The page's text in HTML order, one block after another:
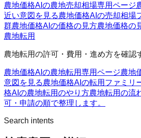
農地価格AIの農地売却相場専用ページ
近い意図を見る農地価格AIの売却相場
群農地価格AIの価格の見方農地価格の
農地転用
農地転用の許可・費用・進め方を確認
農地価格AIの農地転用専用ページ農地
意図を見る農地価格AIの転用ファミリ
格AIの農地転用のやり方農地転用の流
可・申請の順で整理します。
Search intents